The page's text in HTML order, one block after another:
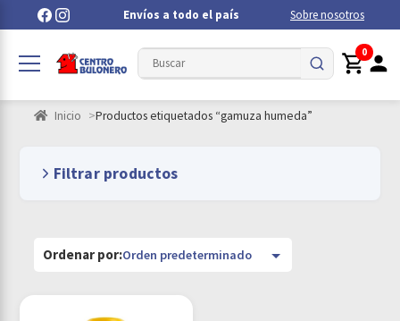
Envíos a todo el país Sobre nosotros
0
Inicio Productos etiquetados “gamuza humeda”
Filtrar productos